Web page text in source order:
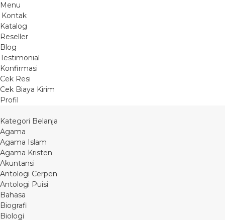
Menu
Kontak
Katalog
Reseller
Blog
Testimonial
Konfirmasi
Cek Resi
Cek Biaya Kirim
Profil
Kategori Belanja
Agama
Agama Islam
Agama Kristen
Akuntansi
Antologi Cerpen
Antologi Puisi
Bahasa
Biografi
Biologi